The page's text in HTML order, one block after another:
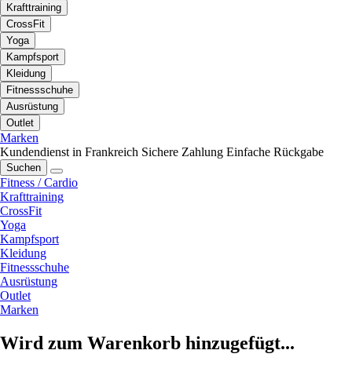
Krafttraining
CrossFit
Yoga
Kampfsport
Kleidung
Fitnessschuhe
Ausrüstung
Outlet
Marken
Kundendienst in Frankreich Sichere Zahlung Einfache Rückgabe
Suchen
Fitness / Cardio
Krafttraining
CrossFit
Yoga
Kampfsport
Kleidung
Fitnessschuhe
Ausrüstung
Outlet
Marken
Wird zum Warenkorb hinzugefügt...